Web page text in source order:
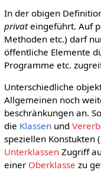
In der obigen
privateingeführt. Auf
Methoden etc.) darf
öffentliche Elemente
Programme etc.
Unterschiedliche
Allgemeinen noch
beschränkungen an.
die Klassenund
speziellen Konstukten (
UnterklassenZugriff
einer Oberklasse zu